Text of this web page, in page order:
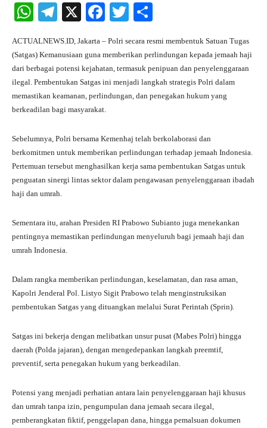
W
ts
A
pp
Te
gr
a
m
X
Fa
bo
ok
T
tte
r
re
ACTUALNEWS.ID, Jakarta – Polri secara resmi membentuk Satuan Tugas
(Satgas) Kemanusiaan guna memberikan perlindungan kepada jemaah haji
dari berbagai potensi kejahatan, termasuk penipuan dan penyelenggaraan
ilegal. Pembentukan Satgas ini menjadi langkah strategis Polri dalam
memastikan keamanan, perlindungan, dan penegakan hukum yang
berkeadilan bagi masyarakat.
Sebelumnya, Polri bersama Kemenhaj telah berkolaborasi dan
berkomitmen untuk memberikan perlindungan terhadap jemaah Indonesia.
Pertemuan tersebut menghasilkan kerja sama pembentukan Satgas untuk
penguatan sinergi lintas sektor dalam pengawasan penyelenggaraan ibadah
haji dan umrah.
Sementara itu, arahan Presiden RI Prabowo Subianto juga menekankan
pentingnya memastikan perlindungan menyeluruh bagi jemaah haji dan
umrah Indonesia.
Dalam rangka memberikan perlindungan, keselamatan, dan rasa aman,
Kapolri Jenderal Pol. Listyo Sigit Prabowo telah menginstruksikan
pembentukan Satgas yang dituangkan melalui Surat Perintah (Sprin).
Satgas ini bekerja dengan melibatkan unsur pusat (Mabes Polri) hingga
daerah (Polda jajaran), dengan mengedepankan langkah preemtif,
preventif, serta penegakan hukum yang berkeadilan.
Potensi yang menjadi perhatian antara lain penyelenggaraan haji khusus
dan umrah tanpa izin, pengumpulan dana jemaah secara ilegal,
pemberangkatan fiktif, penggelapan dana, hingga pemalsuan dokumen